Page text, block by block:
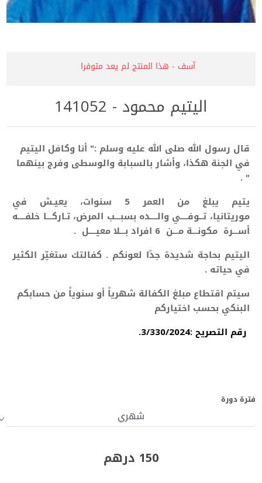
آسف - هذا المنتج لم يعد متوفرا
اليتيم محمود - 141052
قال رسول الله صلى الله عليه وسلم :" أنا وكافل اليتيم
في الجنة هكذا، وأشار بالسبابة والوسطى وفرج بينهما
" .
يتيم يبلغ من العمر 5 سنوات، يعيـش في
موريتانيا، تــوفــــي والــــده بسبـــب المرض، تـاركـــا خلفــــه
أســـرة مكونـــة مـــن 6 افراد بـــلا معيــــل .
اليتيم بحاجة شديدة جدًا لعونكم . كفالتك ستغيّر الكثير
في حياته .
سيتم اقتطاع مبلغ الكفالة شهرياً أو سنوياً من حسابكم
البنكي بحسب اختياركم
رقم التصريح :3/330/2024.
فترة دورة
150 درهم